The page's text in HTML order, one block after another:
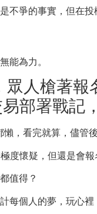
不爭的事實，但在投
能為力。
人槍著報
部署戰記
，看完就算，儘管後
度懷疑，但還是會報
值得？
每個人的夢，玩心裡